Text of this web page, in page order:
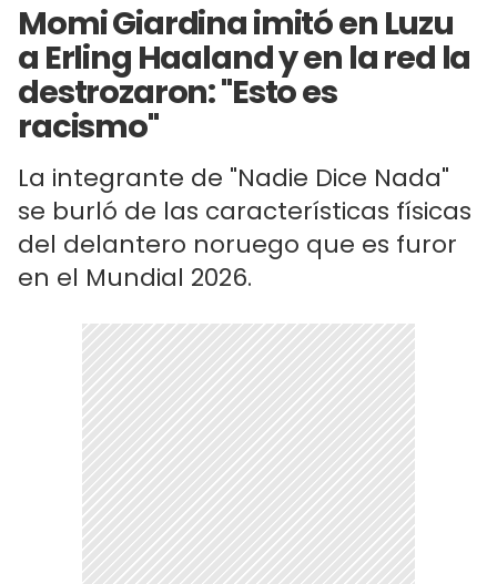
Momi Giardina imitó en Luzu
a Erling Haaland y en la red la
destrozaron: "Esto es
racismo"
La integrante de "Nadie Dice Nada"
se burló de las características físicas
del delantero noruego que es furor
en el Mundial 2026.